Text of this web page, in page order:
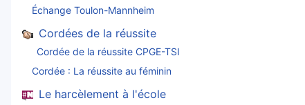
Échange Toulon-Mannheim
Cordées de la réussite
Cordée de la réussite CPGE-TSI
Cordée : La réussite au féminin
Le harcèlement à l'école